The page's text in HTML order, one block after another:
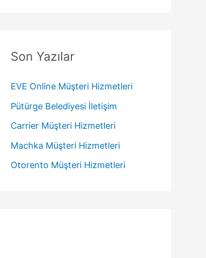
Son Yazılar
EVE Online Müşteri Hizmetleri
Pütürge Belediyesi İletişim
Carrier Müşteri Hizmetleri
Machka Müşteri Hizmetleri
Otorento Müşteri Hizmetleri